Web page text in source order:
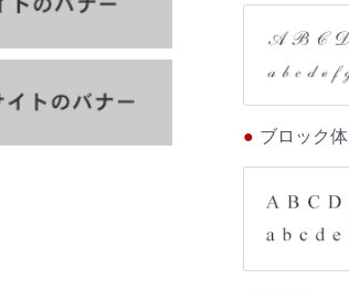
ブロック体